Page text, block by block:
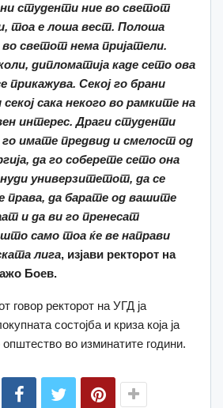
студенти ние во светот
тоа е лоша вест. Полоша
во светот нема пријатели.
дипломатија каде сето ова
прикажува. Секој го брани
сака некого во рамките на
интерес. Драги студенти
имате предвид и смелост од
да го соберете сето она
универзитетот, да се
права, да барате од вашите
и да ви го пренесат
само тоа ќе ве направи
лига, изјави ректорот на
Боев.
говор ректорот на УГД ја
состојба и криза која ја
во изминатите години.